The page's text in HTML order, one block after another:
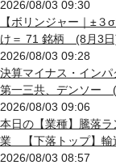
2026/08/03 09:30
【ボリンジャー｜±
け＝ 71 銘柄 (8月3
2026/08/03 09:28
決算マイナス・イン
第一三共、デンソー
2026/08/03 09:06
本日の【業種】騰落
業 【下落トップ】輸
2026/08/03 08:57